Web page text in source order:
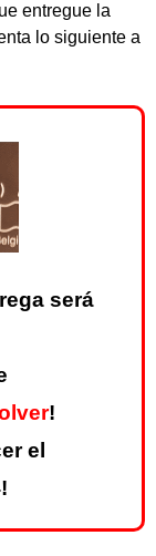
entregue la
lo siguiente a
será
!
el